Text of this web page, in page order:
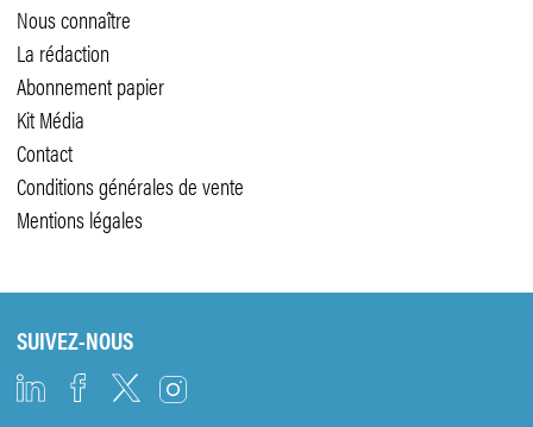
Nous connaître
La rédaction
Abonnement papier
Kit Média
Contact
Conditions générales de vente
Mentions légales
SUIVEZ-NOUS